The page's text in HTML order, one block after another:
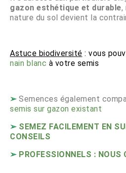
gazon esthétique et durable,
nature du sol devient la
Astuce biodiversité : vous
nain blanc à votre semis
➢ Semences également
semis sur gazon existant
➢ SEMEZ FACILEMENT EN
CONSEILS
➢ PROFESSIONNELS : NOUS